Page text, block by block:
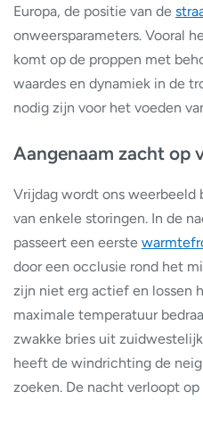
Europa, de positie van de
onweersparameters. Vooral
komt op de proppen met
waardes en dynamiek in de
nodig zijn voor het voeden
Aangenaam zacht op
Vrijdag wordt ons weerbeeld
van enkele storingen. In de
passeert een eerste
door een occlusie rond het
zijn niet erg actief en lossen
maximale temperatuur
zwakke bries uit
heeft de windrichting de
zoeken. De nacht verloopt